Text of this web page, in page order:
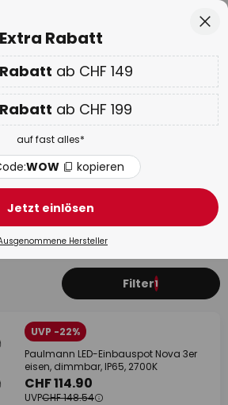
01D 01H 41M 44S
13% ab CHF 199 extraauf fast alles
WOW kopieren
Week:Bis zu -70%
Downlights
Aluminium
LED Einbaustrahler Hochvolt
Filter1
UVP -22%
Paulmann LED-Einbauspot Nova 3er
eisen, dimmbar, IP65, 2700K
CHF 114.90
UVPCHF 148.54
Extra Rabatt
Rabatt ab CHF 149
Rabatt ab CHF 199
auf fast alles*
WOW kopieren
Jetzt einlösen
Hersteller